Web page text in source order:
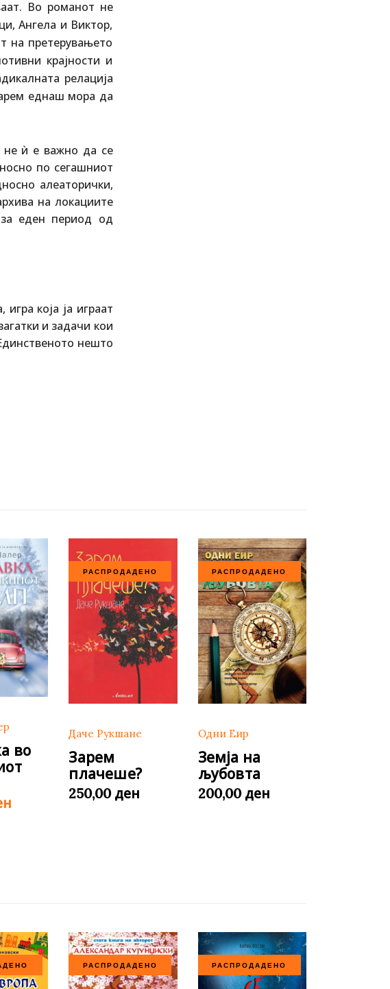
Во романот не
Ангела и Виктор,
на претерувањето
крајности и
релација
еднаш мора да
не ѝ е важно да се
по сегашниот
алеаторички,
на локациите
еден период од
која ја играат
и задачи кои
нешто
во
РАСПРОДАДЕНО
Даче Рукшане
Зарем
плачеше?
250,00 ден
РАСПРОДАДЕНО
Одни Еир
Земја на
љубовта
200,00 ден
РАСПРОДАДЕНО РАСПРОДАДЕНО